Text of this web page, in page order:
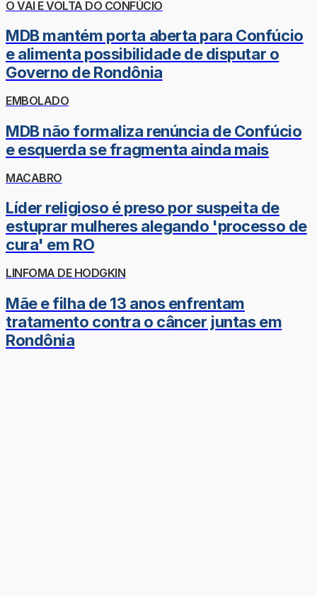
O VAI E VOLTA DO CONFÚCIO
MDB mantém porta aberta para Confúcio
e alimenta possibilidade de disputar o
Governo de Rondônia
EMBOLADO
MDB não formaliza renúncia de Confúcio
e esquerda se fragmenta ainda mais
MACABRO
Líder religioso é preso por suspeita de
estuprar mulheres alegando 'processo de
cura' em RO
LINFOMA DE HODGKIN
Mãe e filha de 13 anos enfrentam
tratamento contra o câncer juntas em
Rondônia